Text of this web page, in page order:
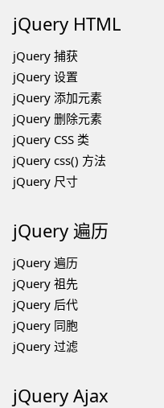
jQuery HTML
jQuery 捕获
jQuery 设置
jQuery 添加元素
jQuery 删除元素
jQuery CSS 类
jQuery css() 方法
jQuery 尺寸
jQuery 遍历
jQuery 遍历
jQuery 祖先
jQuery 后代
jQuery 同胞
jQuery 过滤
jQuery Ajax